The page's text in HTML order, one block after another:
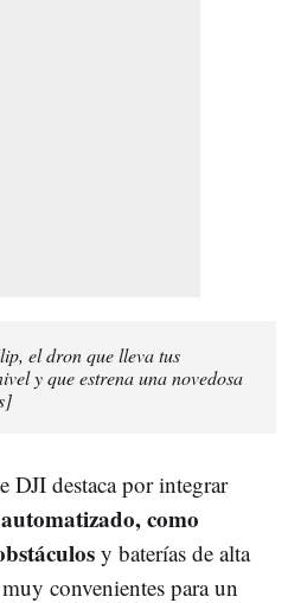
el dron que lleva tus
y que estrena una novedosa
DJI destaca por integrar
como
y baterías de alta
convenientes para un